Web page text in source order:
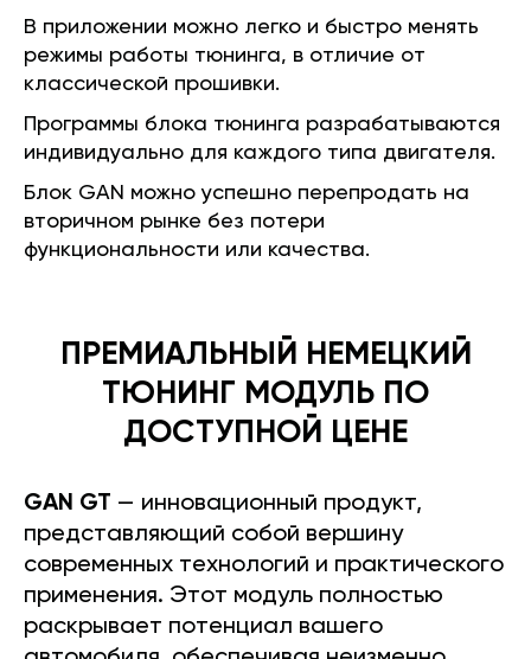
В приложении можно легко и быстро менять
режимы работы тюнинга, в отличие от
классической прошивки.
Программы блока тюнинга разрабатываются
индивидуально для каждого типа двигателя.
Блок GAN можно успешно перепродать на
вторичном рынке без потери
функциональности или качества.
ПРЕМИАЛЬНЫЙ НЕМЕЦКИЙ
ТЮНИНГ МОДУЛЬ ПО
ДОСТУПНОЙ ЦЕНЕ
GAN GT — инновационный продукт,
представляющий собой вершину
современных технологий и практического
применения. Этот модуль полностью
раскрывает потенциал вашего